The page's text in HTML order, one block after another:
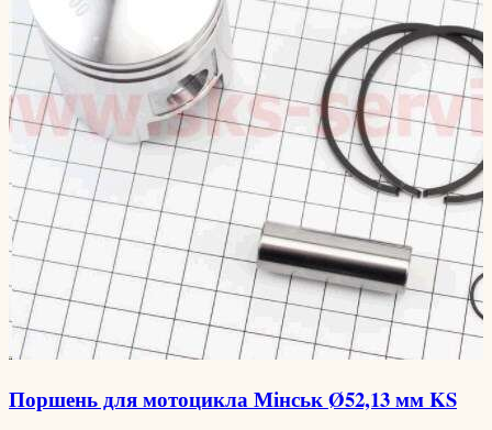
Поршень для мотоцикла Мінськ Ø52,13 мм KS